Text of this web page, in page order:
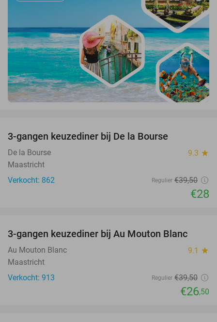
3-gangen keuzediner bij De la Bourse
De la Bourse 9.3 star
Maastricht
Verkocht: 862
Regulier €39,50
€28
33%
3-gangen keuzediner bij Au Mouton Blanc
Au Mouton Blanc 9.1 star
Maastricht
Verkocht: 913
Regulier €39,50
€26,50